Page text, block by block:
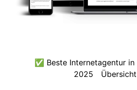
✅ Beste Internetagentur
2025
Übersicht